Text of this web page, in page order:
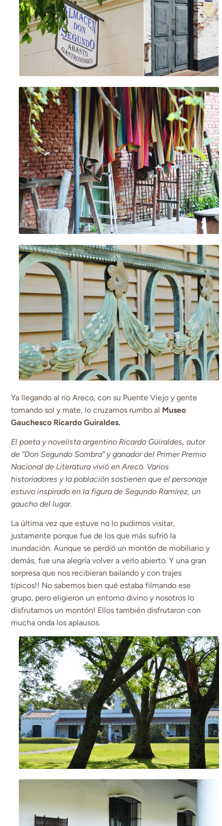
Ya llegando al río Areco, con su Puente Viejo y gente
tomando sol y mate, lo cruzamos rumbo al Museo
Gauchesco Ricardo Guiraldes.
El poeta y novelista argentino Ricardo Güiraldes, autor
de “Don Segundo Sombra” y ganador del Primer Premio
Nacional de Literatura vivió en Areco. Varios
historiadores y la población sostienen que el personaje
estuvo inspirado en la figura de Segundo Ramírez, un
gaucho del lugar.
La última vez que estuve no lo pudimos visitar,
justamente porque fue de los que más sufrió la
inundación. Aunque se perdió un montón de mobiliario y
demás, fue una alegría volver a verlo abierto. Y una gran
sorpresa que nos recibieran bailando y con trajes
típicos!! No sabemos bien qué estaba filmando ese
grupo, pero eligieron un entorno divino y nosotros lo
disfrutamos un montón! Ellos también disfrutaron con
mucha onda los aplausos.